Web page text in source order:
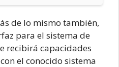
de lo mismo también,
para el sistema de
recibirá capacidades
el conocido sistema